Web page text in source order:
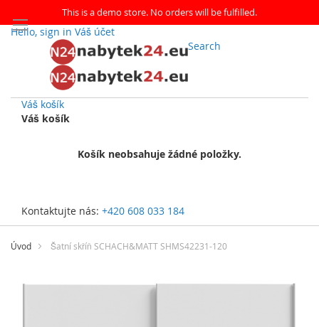
This is a demo store. No orders will be fulfilled.
Hello, sign in Váš účet
Search
Váš košík
Váš košík
Košík neobsahuje žádné položky.
Kontaktujte nás: +420 608 033 184
Přejít
obsah
Úvod Šatní skříň SCHACH&MATT SHMS42231-120